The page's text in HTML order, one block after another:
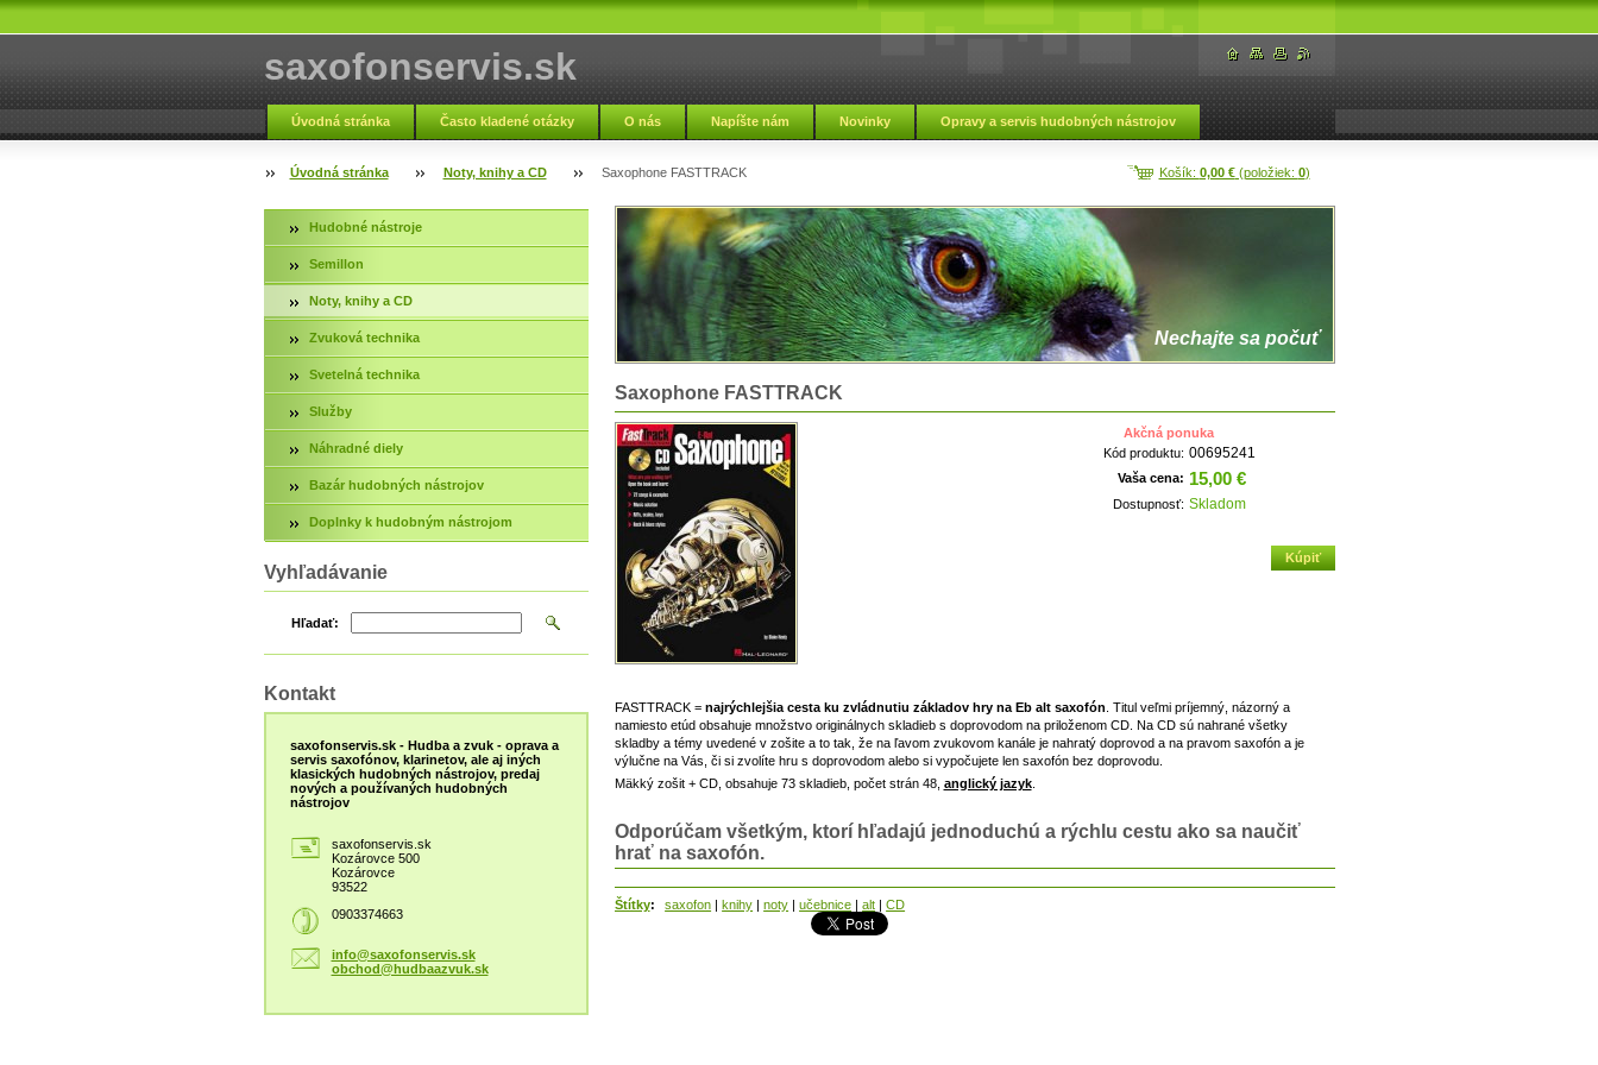
saxofonservis.sk
Úvodná stránka Často kladené otázky O nás Napíšte nám Novinky Opravy a servis hudobných nástrojov
Fotogaléria servis
Košík: 0,00 €(položiek: 0)
Úvodná stránka Noty, knihy a CD Saxophone FASTTRACK
Nechajte sa počuť
Saxophone FASTTRACK
Akčná ponuka
Kód produktu: 00695241
Vaša cena: 15,00 €
Dostupnosť: Skladom
FASTTRACK = najrýchlejšia cesta ku zvládnutiu základov hry na Eb alt saxofón . Titul veľmi príjemný, názorný a
namiesto etúd obsahuje množstvo originálnych skladieb s doprovodom na priloženom CD. Na CD sú nahrané všetky
skladby a témy uvedené v zošite a to tak, že na ľavom zvukovom kanále je nahratý doprovod a na pravom saxofón a je
výlučne na Vás, či si zvolíte hru s doprovodom alebo si vypočujete len saxofón bez doprovodu.
Mäkký zošit + CD, obsahuje 73 skladieb, počet strán 48, anglický jazyk.
Odporúčam všetkým, ktorí hľadajú jednoduchú a rýchlu cestu ako sa naučiť
hrať na saxofón.
Štítky: saxofon | knihy | noty | učebnice | alt | CD
Hudobné nástroje
Semillon
Noty, knihy a CD
Zvuková technika
Svetelná technika
Služby
Náhradné diely
Bazár hudobných nástrojov
Doplnky k hudobným nástrojom
Vyhľadávanie
Hľadať:
Kontakt
saxofonservis.sk - Hudba a zvuk - oprava a
servis saxofónov, klarinetov, ale aj iných
klasických hudobných nástrojov, predaj
nových a používaných hudobných
nástrojov
saxofonservis.sk
Kozárovce 500
Kozárovce
93522
0903374663
info@saxofonservis.sk
obchod@hudbaazvuk.sk